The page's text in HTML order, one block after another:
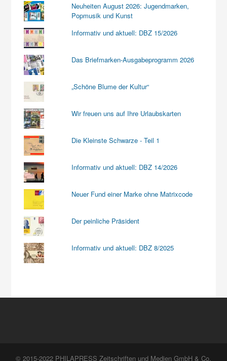
Neuheiten August 2026: Jugendmarken,
Popmusik und Kunst
Informativ und aktuell: DBZ 15/2026
Das Briefmarken-Ausgabeprogramm 2026
„Schöne Blume der Kultur“
Wir freuen uns auf Ihre Urlaubskarten
Die Kleinste Schwarze - Teil 1
Informativ und aktuell: DBZ 14/2026
Neuer Fund einer Marke ohne Matrixcode
Der peinliche Präsident
Informativ und aktuell: DBZ 8/2025
© 2015-2022 PHILAPRESS Zeitschriften und Medien GmbH & Co.